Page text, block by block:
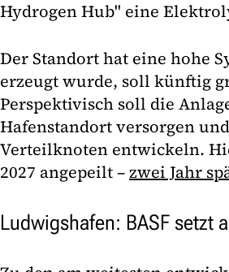
Hydrogen Hub" eine
Der Standort hat eine hohe
erzeugt wurde, soll künftig
Perspektivisch soll die
Hafenstandort versorgen
Verteilknoten entwickeln.
2027 angepeilt –zwei Jahr
Ludwigshafen: BASF setzt